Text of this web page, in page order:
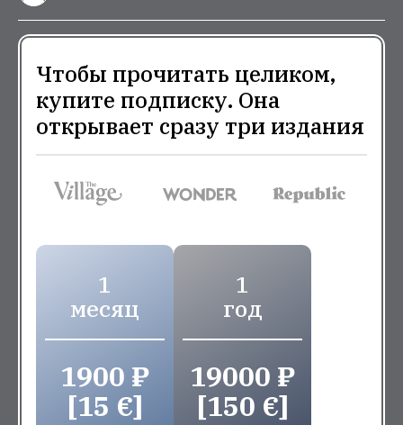
Чтобы прочитать целиком,
купите подписку. Она
открывает сразу три издания
1
месяц
1900 ₽
[15 €]
1
год
19000 ₽
[150 €]